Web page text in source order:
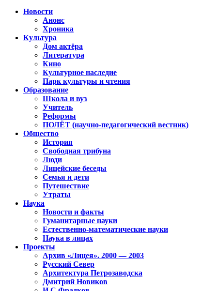
Новости
Анонс
Хроника
Культура
Дом актёра
Литература
Кино
Культурное наследие
Парк культуры и чтения
Образование
Школа и вуз
Учитель
Реформы
ПОЛЁТ (научно-педагогический вестник)
Общество
История
Свободная трибуна
Люди
Лицейские беседы
Семья и дети
Путешествие
Утраты
Наука
Новости и факты
Гуманитарные науки
Естественно-математические науки
Наука в лицах
Проекты
Архив «Лицея». 2000 — 2003
Русский Север
Архитектура Петрозаводска
Дмитрий Новиков